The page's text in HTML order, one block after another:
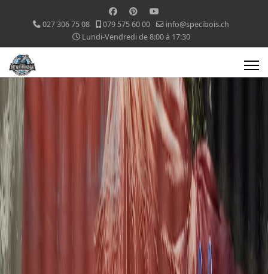
027 306 75 08 079 575 60 00
info@specibois.ch
Lundi-Vendredi de 8:00 à 17:30